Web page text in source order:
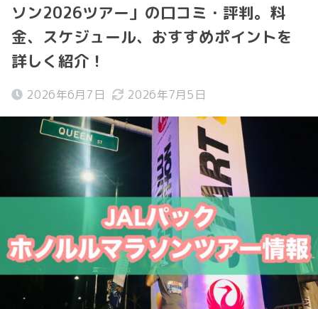
ソン2026ツアー」の口コミ・評判。料
金、スケジュール、おすすめポイントを
詳しく紹介！
2026年6月7日 2026年7月5日